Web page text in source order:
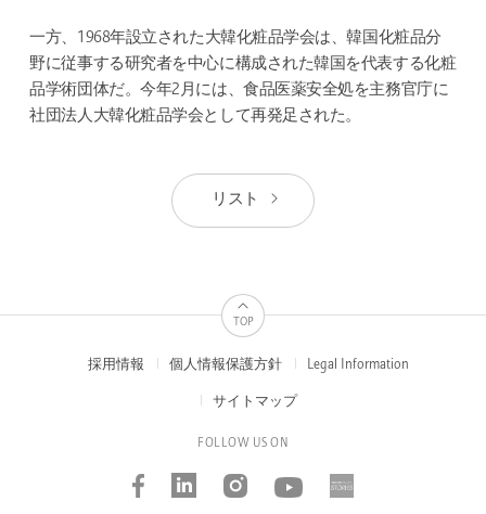
一方、1968年設立された大韓化粧品学会は、韓国化粧品分
野に従事する研究者を中心に構成された韓国を代表する化粧
品学術団体だ。今年2月には、食品医薬安全処を主務官庁に
社団法人大韓化粧品学会として再発足された。
リスト
TOP
採用情報 個人情報保護方針 Legal Information
サイトマップ
FOLLOW US ON
Facebook
Linked_in
Instagram
Youtube